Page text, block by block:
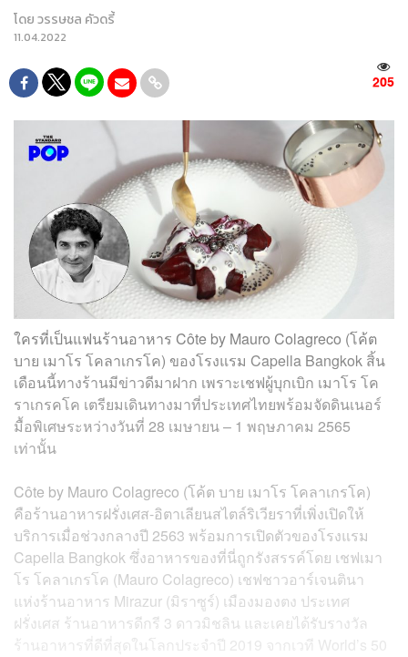
โดยวรรษชล คัวดรี้
11.04.2022
205
ใครที่เป็นแฟนร้านอาหาร Côte by Mauro Colagreco (โค้ต
บาย เมาโร โคลาเกรโค) ของโรงแรม Capella Bangkok สิ้น
เดือนนี้ทางร้านมีข่าวดีมาฝาก เพราะเชฟผู้บุกเบิก เมาโร โค
ราเกรคโค เตรียมเดินทางมาที่ประเทศไทยพร้อมจัดดินเนอร์
มื้อพิเศษระหว่างวันที่ 28 เมษายน – 1 พฤษภาคม 2565
เท่านั้น
Côte by Mauro Colagreco (โค้ต บาย เมาโร โคลาเกรโค)
คือร้านอาหารฝรั่งเศส-อิตาเลียนสไตล์ริเวียราที่เพิ่งเปิดให้
บริการเมื่อช่วงกลางปี 2563 พร้อมการเปิดตัวของโรงแรม
Capella Bangkok ซึ่งอาหารของที่นี่ถูกรังสรรค์โดย เชฟเมา
โร โคลาเกรโค (Mauro Colagreco) เชฟชาวอาร์เจนตินา
แห่งร้านอาหาร Mirazur (มิราซูร์) เมืองมองตง ประเทศ
ฝรั่งเศส ร้านอาหารดีกรี 3 ดาวมิชลิน และเคยได้รับรางวัล
ร้านอาหารที่ดีที่สุดในโลกประจำปี 2019 จากเวที World’s 50